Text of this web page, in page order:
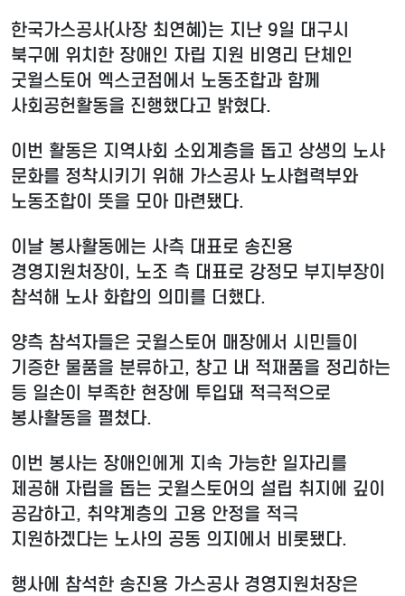
한국가스공사(사장 최연혜)는 지난 9일 대구시
북구에 위치한 장애인 자립 지원 비영리 단체인
굿윌스토어 엑스코점에서 노동조합과 함께
사회공헌활동을 진행했다고 밝혔다.
이번 활동은 지역사회 소외계층을 돕고 상생의 노사
문화를 정착시키기 위해 가스공사 노사협력부와
노동조합이 뜻을 모아 마련됐다.
이날 봉사활동에는 사측 대표로 송진용
경영지원처장이, 노조 측 대표로 강정모 부지부장이
참석해 노사 화합의 의미를 더했다.
양측 참석자들은 굿윌스토어 매장에서 시민들이
기증한 물품을 분류하고, 창고 내 적재품을 정리하는
등 일손이 부족한 현장에 투입돼 적극적으로
봉사활동을 펼쳤다.
이번 봉사는 장애인에게 지속 가능한 일자리를
제공해 자립을 돕는 굿윌스토어의 설립 취지에 깊이
공감하고, 취약계층의 고용 안정을 적극
지원하겠다는 노사의 공동 의지에서 비롯됐다.
행사에 참석한 송진용 가스공사 경영지원처장은